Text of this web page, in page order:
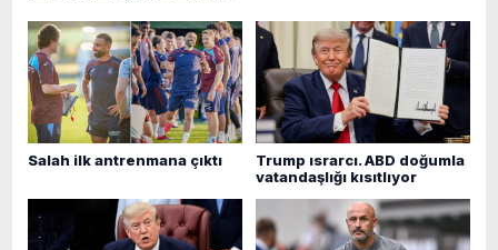
Salah ilk antrenmana çıktı
Trump ısrarcı. ABD doğumla
vatandaşlığı kısıtlıyor